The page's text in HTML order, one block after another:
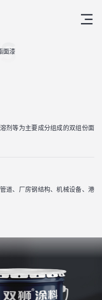
面漆
剂等为主要成分组成的双组份面
道、厂房钢结构、机械设备、港